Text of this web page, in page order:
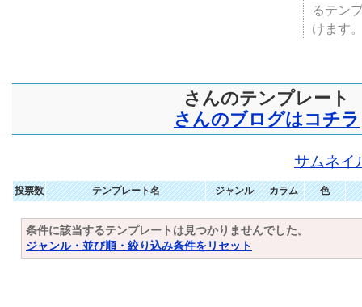
るテン
けます
さんのテンプレート
さんのブログはコチラ
サムネイ
投票数 テンプレート名 ジャンル カラム 色
条件に該当するテンプレートは見つかりませんでした。
ジャンル・並び順・絞り込み条件をリセット